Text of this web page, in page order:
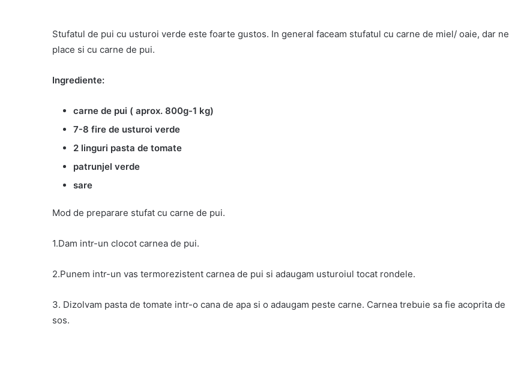
Stufatul de pui cu usturoi verde este foarte gustos. In general faceam stufatul cu carne de miel/ oaie, dar ne
place si cu carne de pui.
Ingrediente:
carne de pui ( aprox. 800g-1 kg)
7-8 fire de usturoi verde
2 linguri pasta de tomate
patrunjel verde
sare
Mod de preparare stufat cu carne de pui.
1.Dam intr-un clocot carnea de pui.
2.Punem intr-un vas termorezistent carnea de pui si adaugam usturoiul tocat rondele.
3. Dizolvam pasta de tomate intr-o cana de apa si o adaugam peste carne. Carnea trebuie sa fie acoprita de
sos.